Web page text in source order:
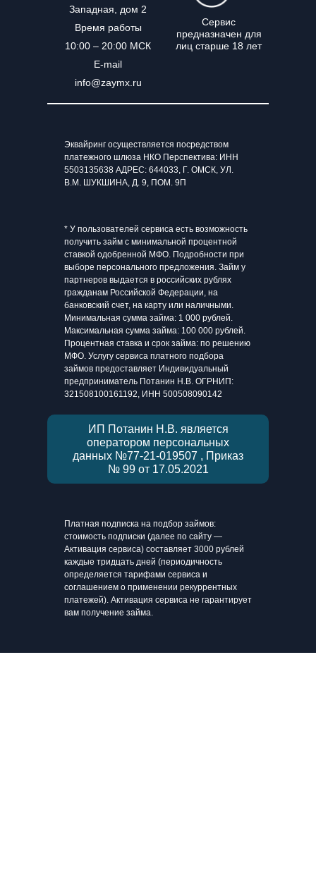
Западная, дом 2
Время работы
10:00 – 20:00 МСК
E-mail
info@zaymx.ru
Сервис
предназначен для
лиц старше 18 лет
Эквайринг осуществляется посредством
платежного шлюза НКО Перспектива: ИНН
5503135638 АДРЕС: 644033, Г. ОМСК, УЛ.
В.М. ШУКШИНА, Д. 9, ПОМ. 9П
* У пользователей сервиса есть возможность
получить займ с минимальной процентной
ставкой одобренной МФО. Подробности при
выборе персонального предложения. Займ у
партнеров выдается в российских рублях
гражданам Российской Федерации, на
банковский счет, на карту или наличными.
Минимальная сумма займа: 1 000 рублей.
Максимальная сумма займа: 100 000 рублей.
Процентная ставка и срок займа: по решению
МФО. Услугу сервиса платного подбора
займов предоставляет Индивидуальный
предприниматель Потанин Н.В. ОГРНИП:
321508100161192, ИНН 500508090142
ИП Потанин Н.В. является
оператором персональных
данных №77-21-019507 , Приказ
№ 99 от 17.05.2021
Платная подписка на подбор займов:
стоимость подписки (далее по сайту —
Активация сервиса) составляет 3000 рублей
каждые тридцать дней (периодичность
определяется тарифами сервиса и
соглашением о применении рекуррентных
платежей). Активация сервиса не гарантирует
вам получение займа.